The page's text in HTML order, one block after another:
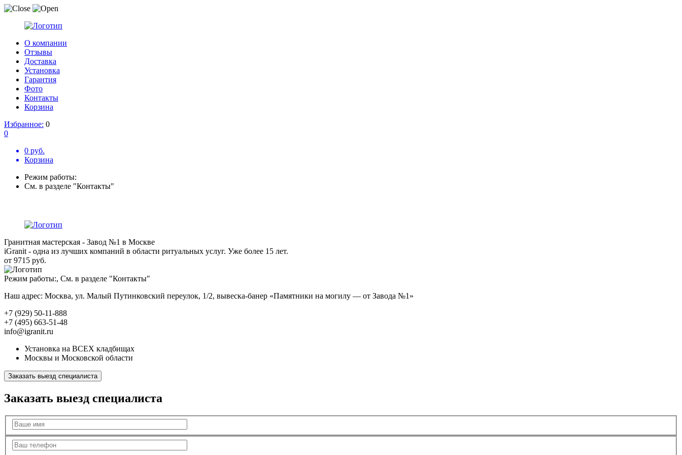
О компании
Отзывы
Доставка
Установка
Гарантия
Фото
Контакты
Корзина
Избранное: 0
0
0 руб.
Корзина
Режим работы:
См. в разделе "Контакты"
Гранитная мастерская - Завод №1 в Москве
iGranit - одна из лучших компаний в области ритуальных услуг. Уже более 15 лет.
от 9715 руб.
Режим работы:, См. в разделе "Контакты"
Наш адрес: Москва, ул. Малый Путинковский переулок, 1/2, вывеска-банер «Памятники на могилу — от Завода №1»
+7 (929) 50-11-888
+7 (495) 663-51-48
info@igranit.ru
Установка на ВСЕХ кладбищах
Москвы и Московской области
Заказать выезд специалиста
Заказать выезд специалиста